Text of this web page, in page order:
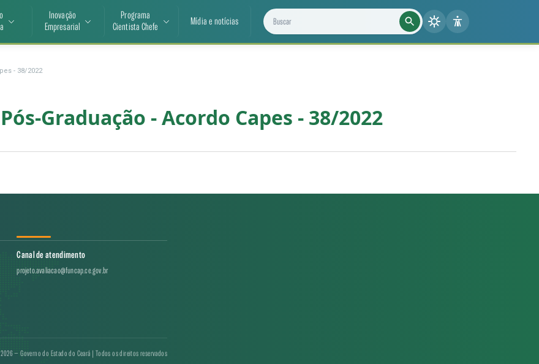
Inovação
Empresarial
Programa
Cientista Chefe
Mídia e notícias Buscar projetos, notícias e cientistas
- 38/2022
Graduação - Acordo Capes - 38/2022
Canal de atendimento
projeto.avaliacao@funcap.ce.gov.br
— Governo do Estado do Ceará | Todos os direitos reservados